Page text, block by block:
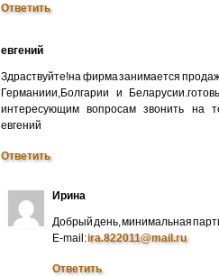
Ответить
евгений
Здраствуйте!на фирма занимается
Германиии,Болгарии и
интересующим вопросам звонить на
евгений
Ответить
Ирина
Добрый день, минимальная
E-mail:ira.822011@mail.ru
Ответить